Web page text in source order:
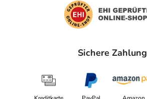
Sichere Zahlung